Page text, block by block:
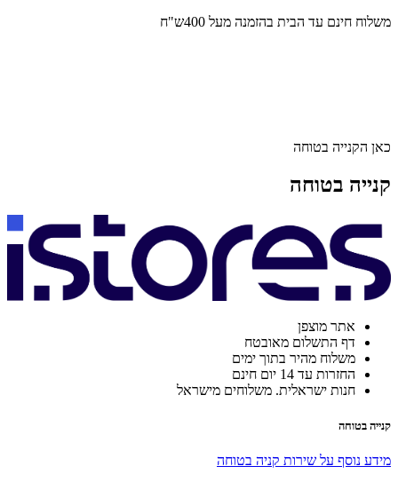
משלוח חינם עד הבית בהזמנה מעל 400ש"ח
כאן הקנייה בטוחה
קנייה בטוחה
אתר מוצפן
דף התשלום מאובטח
משלוח מהיר בתוך ימים
החזרות עד 14 יום חינם
חנות ישראלית. משלוחים מישראל
קנייה בטוחה
מידע נוסף על שירות קניה בטוחה